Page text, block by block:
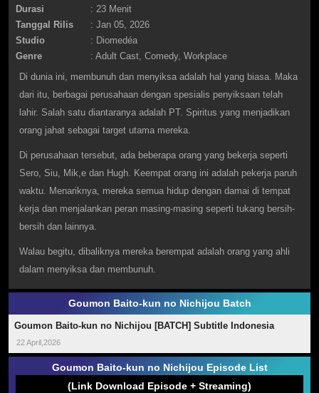
Durasi
: 23 Menit
Tanggal Rilis
: Jan 05, 2026
Studio
: Diomedéa
Genre
: Adult Cast, Comedy, Workplace
Di dunia ini, membunuh dan menyiksa adalah hal yang biasa. Maka
dari itu, berbagai perusahaan dengan spesialis penyiksaan telah
lahir. Salah satu diantaranya adalah PT. Spiritus yang menjadikan
orang jahat sebagai target utama mereka.
Di perusahaan tersebut, ada beberapa orang yang bekerja seperti
Sero, Siu, Mik,e dan Hugh. Keempat orang ini adalah pekerja paruh
waktu. Menariknya, mereka semua hidup dengan damai di tempat
kerja dan menjalankan peran masing-masing seperti tukang bersih-
bersih dan lainnya.
Walau begitu, dibaliknya mereka berempat adalah orang yang ahli
dalam menyiksa dan membunuh.
Goumon Baito-kun no Nichijou Batch
Goumon Baito-kun no Nichijou [BATCH] Subtitle Indonesia
22 April,2026
Goumon Baito-kun no Nichijou Episode List
(Link Download Episode + Streaming)